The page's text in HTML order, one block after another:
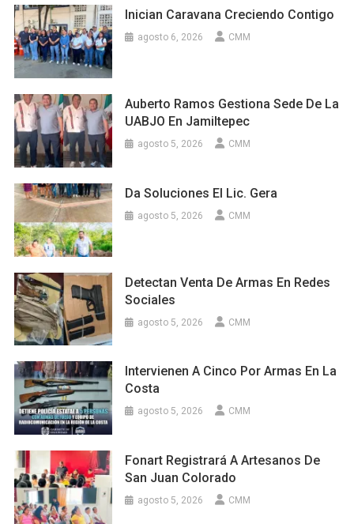
Inician Caravana Creciendo Contigo
agosto 6, 2026 CMM
Auberto Ramos Gestiona Sede De La
UABJO En Jamiltepec
agosto 5, 2026 CMM
Da Soluciones El Lic. Gera
agosto 5, 2026 CMM
Detectan Venta De Armas En Redes
Sociales
agosto 5, 2026 CMM
Intervienen A Cinco Por Armas En La
Costa
agosto 5, 2026 CMM
Fonart Registrará A Artesanos De
San Juan Colorado
agosto 5, 2026 CMM